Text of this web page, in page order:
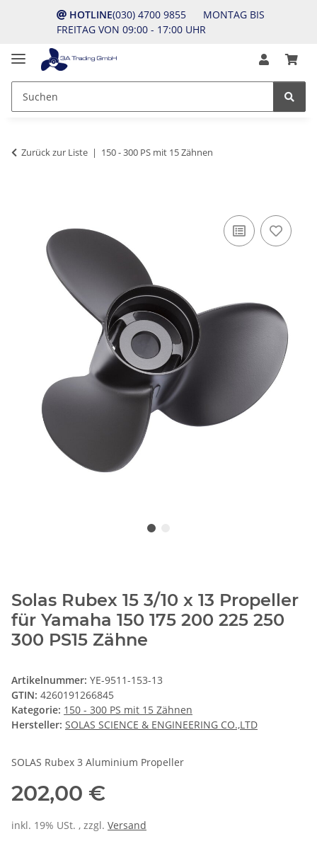
HOTLINE(030) 4700 9855 MONTAG BIS
FREITAG VON 09:00 - 17:00 UHR
Zurück zur Liste 150 - 300 PS mit 15 Zähnen
Solas Rubex 15 3/10 x 13 Propeller
für Yamaha 150 175 200 225 250
300 PS15 Zähne
Artikelnummer: YE-9511-153-13
GTIN: 4260191266845
Kategorie: 150 - 300 PS mit 15 Zähnen
Hersteller: SOLAS SCIENCE & ENGINEERING CO.,LTD
SOLAS Rubex 3 Aluminium Propeller
202,00 €
inkl. 19% USt. , zzgl. Versand